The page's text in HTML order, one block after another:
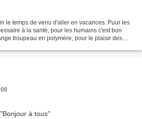
le temps de venu d'aller en vacances. Puur les
à la santé, pour les humains c'est bon
troupeau en polymère, pour le plaisir des